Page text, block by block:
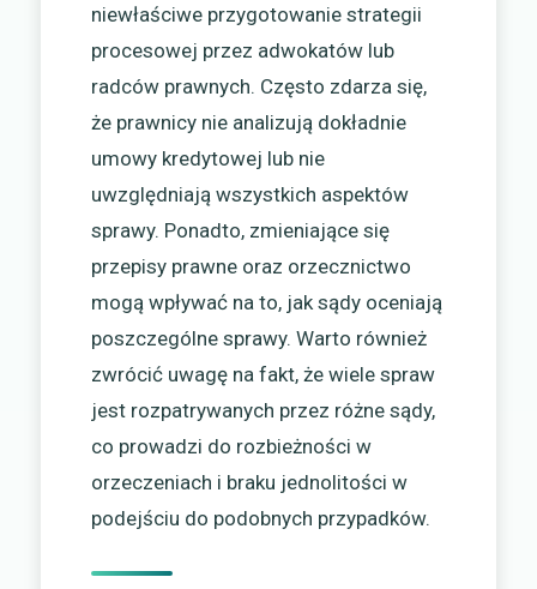
niewłaściwe przygotowanie strategii
procesowej przez adwokatów lub
radców prawnych. Często zdarza się,
że prawnicy nie analizują dokładnie
umowy kredytowej lub nie
uwzględniają wszystkich aspektów
sprawy. Ponadto, zmieniające się
przepisy prawne oraz orzecznictwo
mogą wpływać na to, jak sądy oceniają
poszczególne sprawy. Warto również
zwrócić uwagę na fakt, że wiele spraw
jest rozpatrywanych przez różne sądy,
co prowadzi do rozbieżności w
orzeczeniach i braku jednolitości w
podejściu do podobnych przypadków.